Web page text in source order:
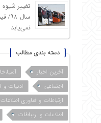
تغییر
سال
نمی‌یابد
دسته بندی مطالب
آخرین اخبار
اجتماعی
ادبیات و
ارتباطات و فناوری اطلاعات
اطلاعات و ارتباطات